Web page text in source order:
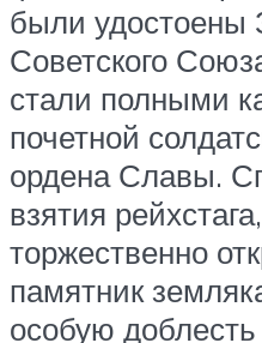
были удостоены
Советского
стали полными
почетной
ордена Славы.
взятия
торжественно
памятник
особую